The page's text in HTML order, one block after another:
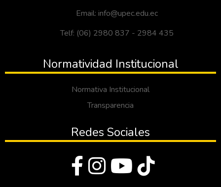
Email: info@upec.edu.ec
Telf: (06) 2980 837 - 2984 435
Normatividad Institucional
Normativa Institucional
Transparencia
Redes Sociales